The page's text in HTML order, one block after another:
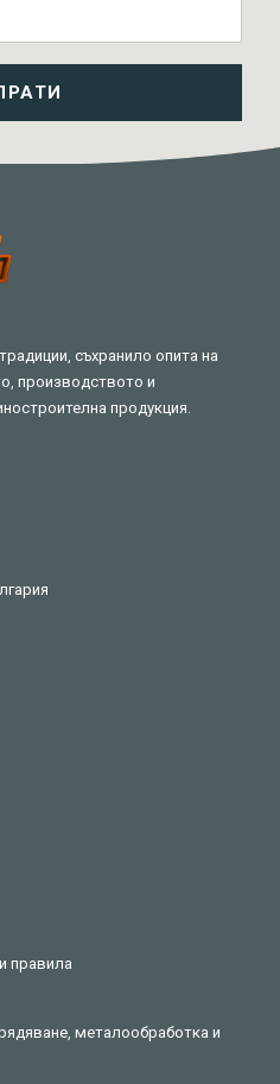
съхранило опита на
производството и
продукция.
правила
металообработка и